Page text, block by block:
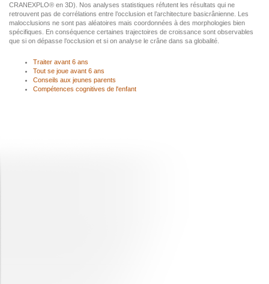
CRANEXPLO® en 3D). Nos analyses statistiques réfutent les résultats qui ne
retrouvent pas de corrélations entre l’occlusion et l’architecture basicrânienne. Les
malocclusions ne sont pas aléatoires mais coordonnées à des morphologies bien
spécifiques. En conséquence certaines trajectoires de croissance sont observables
que si on dépasse l’occlusion et si on analyse le crâne dans sa globalité.
Traiter avant 6 ans
Tout se joue avant 6 ans
Conseils aux jeunes parents
Compétences cognitives de l'enfant